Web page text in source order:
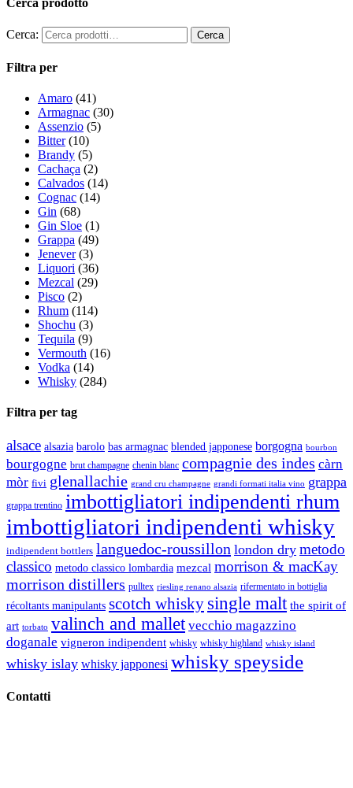
Cerca prodotto
Cerca:
Filtra per
Amaro (41)
Armagnac (30)
Assenzio (5)
Bitter (10)
Brandy (5)
Cachaça (2)
Calvados (14)
Cognac (14)
Gin (68)
Gin Sloe (1)
Grappa (49)
Jenever (3)
Liquori (36)
Mezcal (29)
Pisco (2)
Rhum (114)
Shochu (3)
Tequila (9)
Vermouth (16)
Vodka (14)
Whisky (284)
Filtra per tag
alsace alsazia barolo bas armagnac blended japponese borgogna bourbon
bourgogne brut champagne chenin blanc compagnie des indes càrn
mòr fivi glenallachie grand cru champagne grandi formati italia vino grappa
grappa trentino imbottigliatori indipendenti rhum
imbottigliatori indipendenti whisky
indipendent bottlers languedoc-roussillon london dry metodo
classico metodo classico lombardia mezcal morrison & macKay
morrison distillers pulltex riesling renano alsazia rifermentato in bottiglia
récoltants manipulants scotch whisky single malt the spirit of
art torbato valinch and mallet vecchio magazzino
doganale vigneron indipendent whisky whisky highland whisky island
whisky islay whisky japponesi whisky speyside
Contatti